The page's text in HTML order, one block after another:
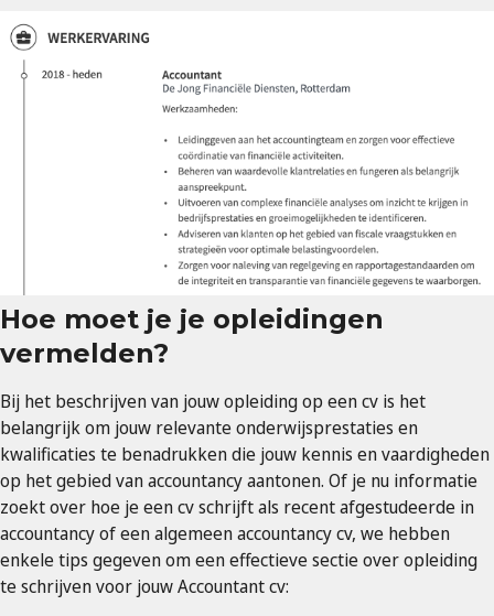
Hoe moet je je opleidingen
vermelden?
Bij het beschrijven van jouw opleiding op een cv is het
belangrijk om jouw relevante onderwijsprestaties en
kwalificaties te benadrukken die jouw kennis en vaardigheden
op het gebied van accountancy aantonen. Of je nu informatie
zoekt over hoe je een cv schrijft als recent afgestudeerde in
accountancy of een algemeen accountancy cv, we hebben
enkele tips gegeven om een effectieve sectie over opleiding
te schrijven voor jouw Accountant cv: